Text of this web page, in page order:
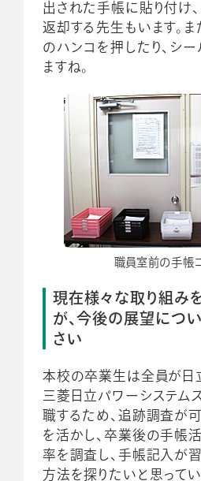
出された手帳に貼り付け
返却する先生もいます。ま
のハンコを押したり、シ
ますね。
職員室前の手帳
現在様々な取り組み
が、今後の展望につ
さい
本校の卒業生は全員が日
三菱日立パワーシステム
職するため、追跡調査が
を活かし、卒業後の手帳
率を調査し、手帳記入が
方法を探りたいと思ってい